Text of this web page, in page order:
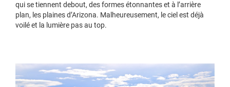
qui se tiennent debout, des formes étonnantes et à l’arrière
plan, les plaines d’Arizona. Malheureusement, le ciel est déjà
voilé et la lumière pas au top.